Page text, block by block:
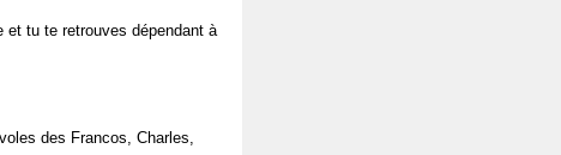
et tu te retrouves dépendant à
des Francos, Charles,